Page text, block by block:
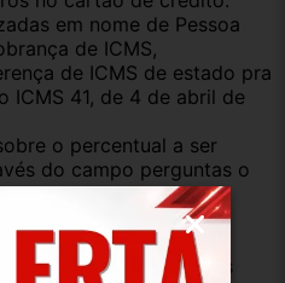
em nome de Pessoa
de ICMS,
de ICMS de estado pra
ICMS 41, de 4 de abril de
o percentual a ser
do campo perguntas o
estoque de peças
entre outros.
que recebemos veículos